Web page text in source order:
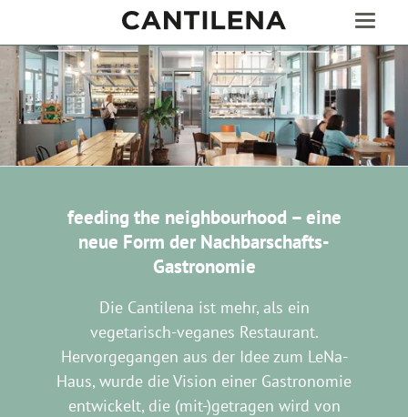
feeding the neighbourhood – eine
neue Form der Nachbarschafts-
Gastronomie
Die Cantilena ist mehr, als ein
vegetarisch-veganes Restaurant.
Hervorgegangen aus der Idee zum LeNa-
Haus, wurde die Vision einer Gastronomie
entwickelt, die (mit-)getragen wird von